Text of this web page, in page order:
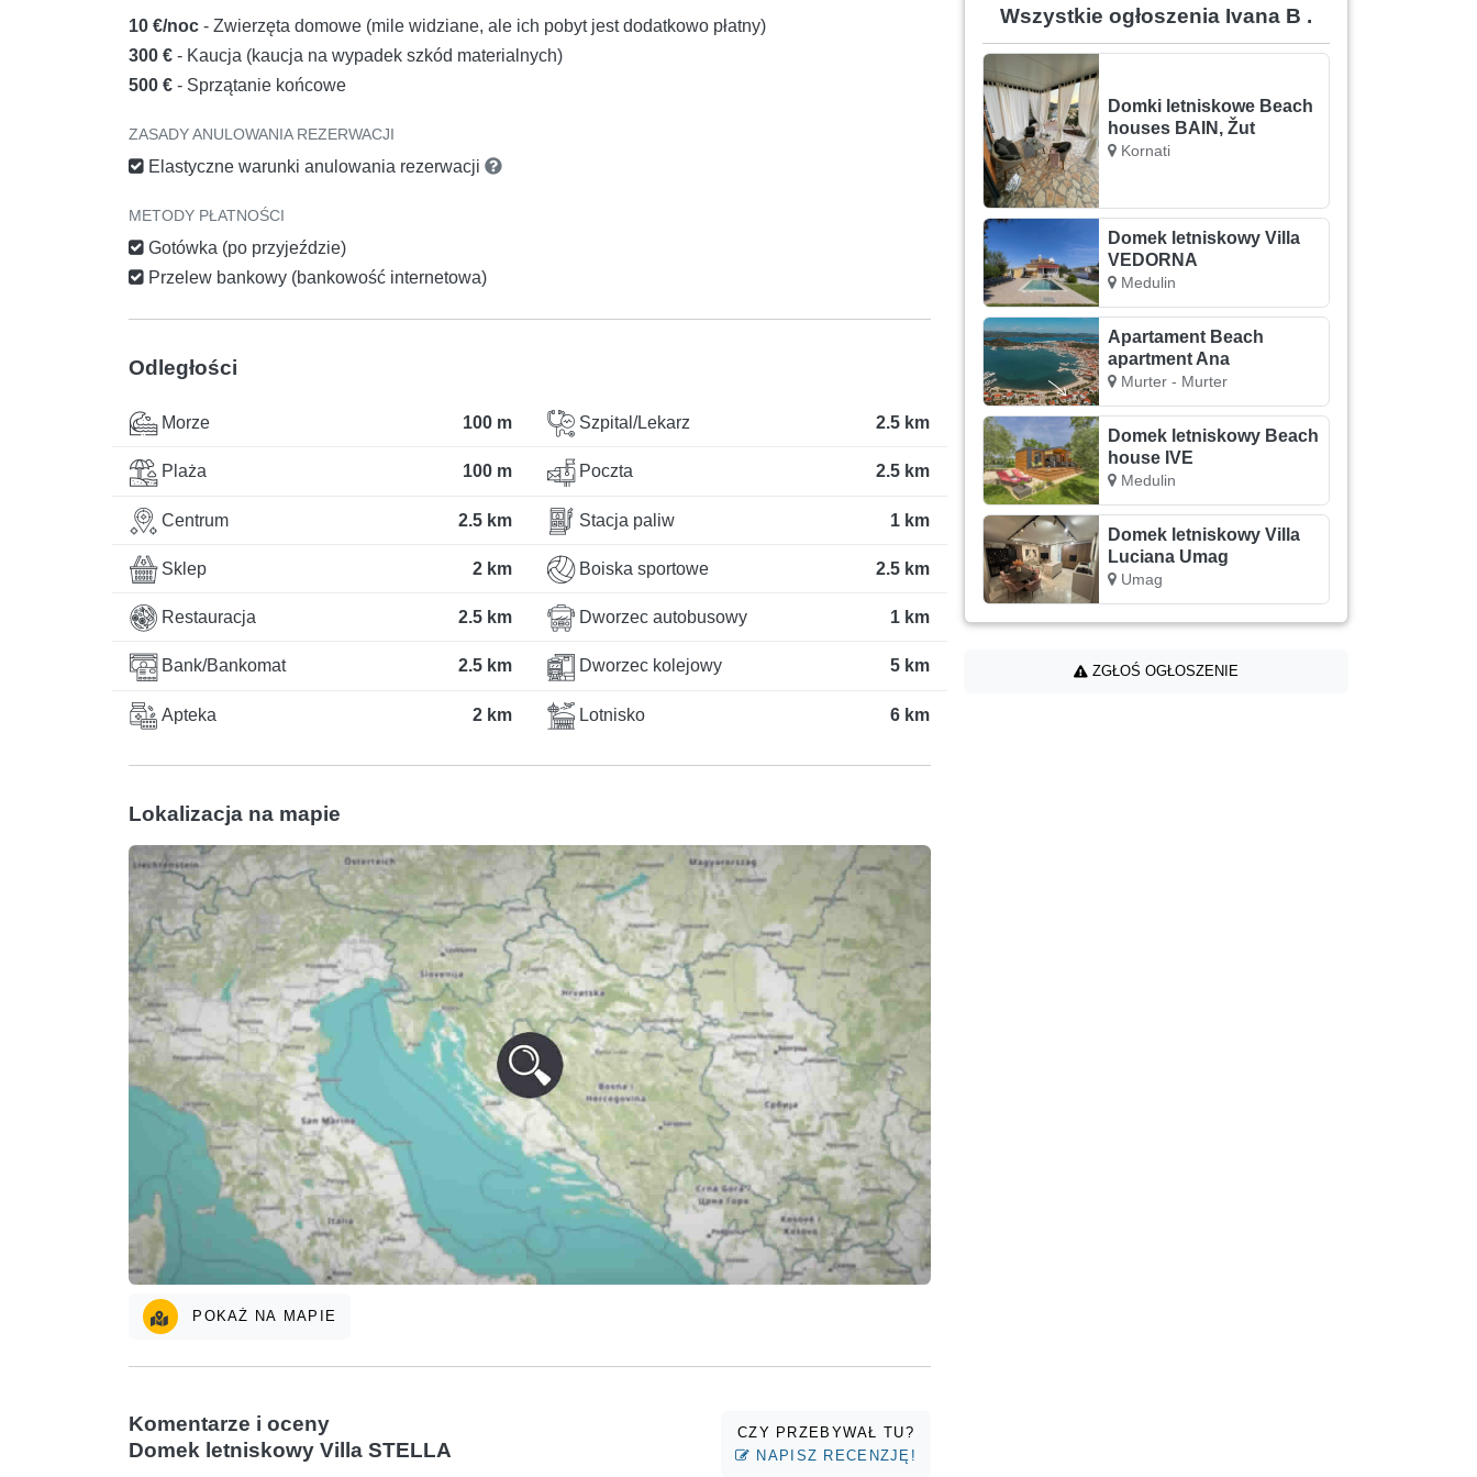
10 €/noc - Zwierzęta domowe (mile widziane, ale ich pobyt jest dodatkowo płatny)
300 € - Kaucja (kaucja na wypadek szkód materialnych)
500 € - Sprzątanie końcowe
ZASADY ANULOWANIA REZERWACJI
Elastyczne warunki anulowania rezerwacji
METODY PŁATNOŚCI
Gotówka (po przyjeździe)
Przelew bankowy (bankowość internetowa)
Odległości
Morze 100 m
Plaża 100 m
Centrum 2.5 km
Sklep 2 km
Restauracja 2.5 km
Bank/Bankomat 2.5 km
Apteka 2 km
Szpital/Lekarz 2.5 km
Poczta 2.5 km
Stacja paliw 1 km
Boiska sportowe 2.5 km
Dworzec autobusowy 1 km
Dworzec kolejowy 5 km
Lotnisko 6 km
Lokalizacja na mapie
POKAŻ NA MAPIE
Komentarze i oceny
Domek letniskowy Villa STELLA
CZY PRZEBYWAŁ TU?
NAPISZ RECENZJĘ!
Wszystkie ogłoszenia Ivana B .
Domki letniskowe Beach
houses BAIN, Žut
Kornati
Domek letniskowy Villa
VEDORNA
Medulin
Apartament Beach
apartment Ana
Murter - Murter
Domek letniskowy Beach
house IVE
Medulin
Domek letniskowy Villa
Luciana Umag
Umag
ZGŁOŚ OGŁOSZENIE